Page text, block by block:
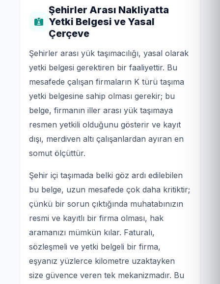
Şehirler Arası Nakliyatta
Yetki Belgesi ve Yasal
Çerçeve
Şehirler arası yük taşımacılığı, yasal olarak
yetki belgesi gerektiren bir faaliyettir. Bu
mesafede çalışan firmaların K türü taşıma
yetki belgesine sahip olması gerekir; bu
belge, firmanın iller arası yük taşımaya
resmen yetkili olduğunu gösterir ve kayıt
dışı, merdiven altı çalışanlardan ayıran en
somut ölçüttür.
Şehir içi taşımada belki göz ardı edilebilen
bu belge, uzun mesafede çok daha kritiktir;
çünkü bir sorun çıktığında muhatabınızın
resmi ve kayıtlı bir firma olması, hak
aramanızı mümkün kılar. Faturalı,
sözleşmeli ve yetki belgeli bir firma,
eşyanız yüzlerce kilometre uzaktayken
size güvence veren tek mekanizmadır. Bu